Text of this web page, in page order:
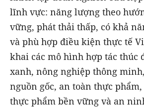
lĩnh vực: năng lượng theo
vững, phát thải thấp, có khả
và phù hợp điều kiện thực tế
khai các mô hình hợp tác thúc
xanh, nông nghiệp thông
nguồn gốc, an toàn thực
thực phẩm bền vững và an